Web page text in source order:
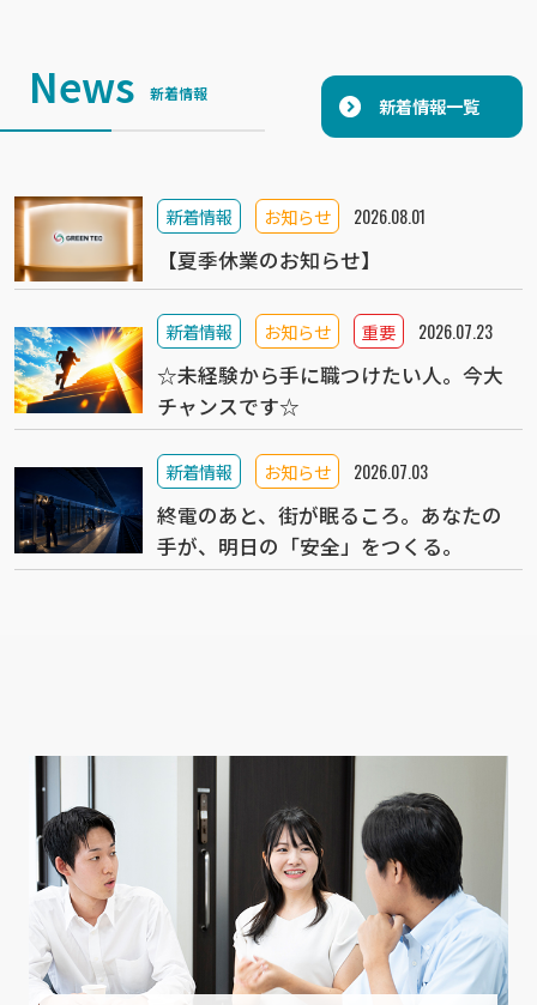
News 新着情報
新着情報一覧
新着情報 お知らせ 2026.08.01
【夏季休業のお知らせ】
新着情報 お知らせ 重要 2026.07.23
☆未経験から手に職つけたい人。今大
チャンスです☆
新着情報 お知らせ 2026.07.03
終電のあと、街が眠るころ。あなたの
手が、明日の「安全」をつくる。